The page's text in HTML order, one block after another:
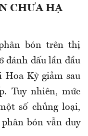
CHƯA HẠ
bón trên thị
đánh dấu lần đầu
Hoa Kỳ giảm sau
Tuy nhiên, mức
số chủng loại,
bón vẫn duy